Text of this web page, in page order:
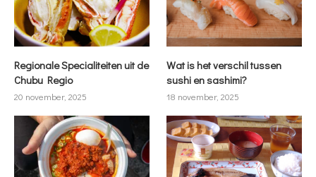
Regionale Specialiteiten uit de
Chubu Regio
20 november, 2025
Wat is het verschil tussen
sushi en sashimi?
18 november, 2025